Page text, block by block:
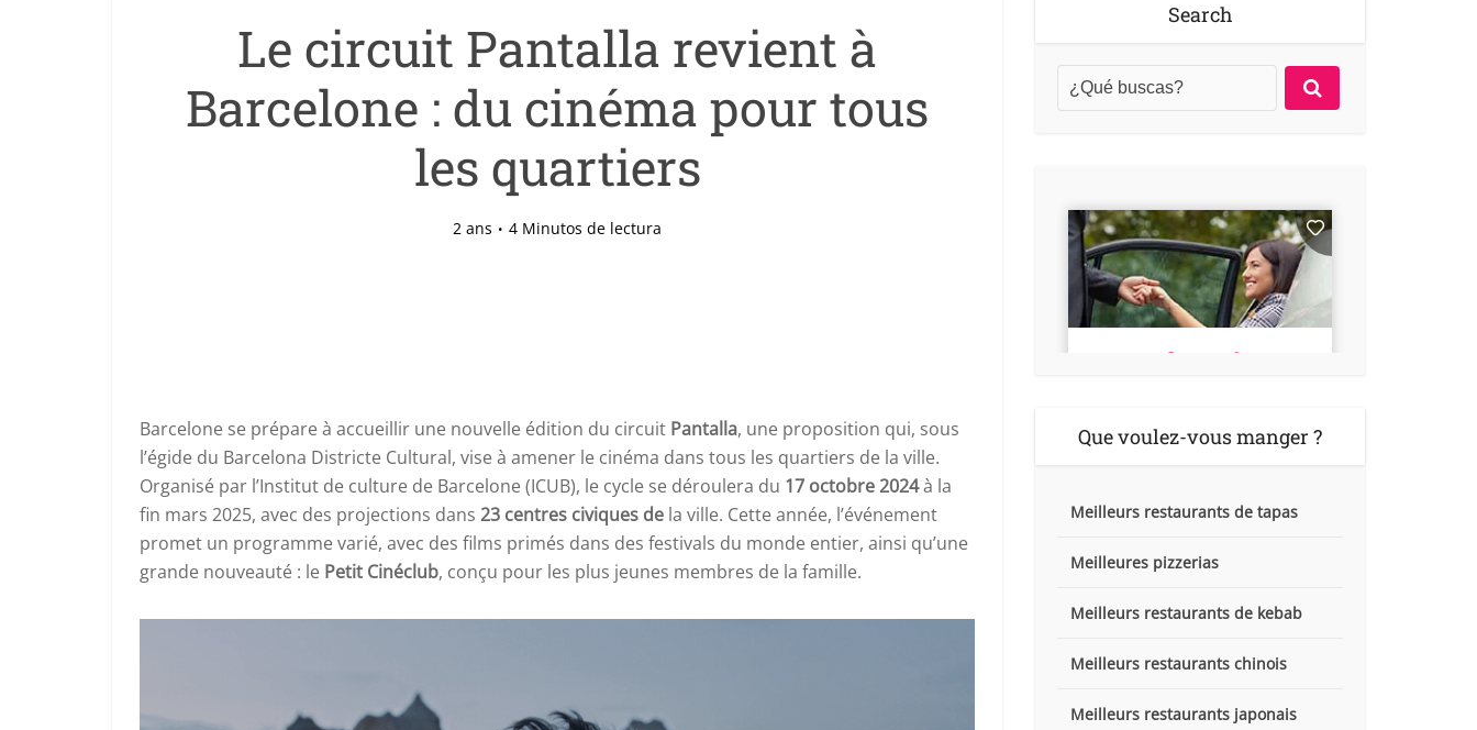
Le circuit Pantalla revient à
Barcelone : du cinéma pour tous
les quartiers
2 ans 4 Minutos de lectura
Barcelone se prépare à accueillir une nouvelle édition du circuit Pantalla, une proposition qui, sous
l’égide du Barcelona Districte Cultural, vise à amener le cinéma dans tous les quartiers de la ville.
Organisé par l’Institut de culture de Barcelone (ICUB), le cycle se déroulera du 17 octobre 2024à la
fin mars 2025, avec des projections dans 23 centres civiques de la ville. Cette année, l’événement
promet un programme varié, avec des films primés dans des festivals du monde entier, ainsi qu’une
grande nouveauté : le Petit Cinéclub, conçu pour les plus jeunes membres de la famille.
Search
Que voulez-vous manger ?
Meilleurs restaurants de tapas
Meilleures pizzerias
Meilleurs restaurants de kebab
Meilleurs restaurants chinois
Meilleurs restaurants japonais